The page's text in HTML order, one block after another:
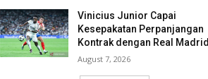
Vinicius Junior Capai
Kesepakatan Perpanjangan
Kontrak dengan Real Madrid
August 7, 2026